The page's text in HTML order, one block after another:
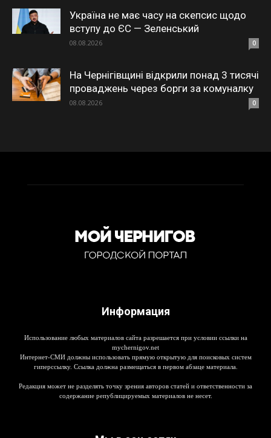
Україна не має часу на скепсис щодо
вступу до ЄС — Зеленський
08.08.2026 0
На Чернігівщині відкрили понад 3 тисячі
проваджень через борги за комуналку
08.08.2026 0
Информация
Использование любых материалов сайта разрешается при условии ссылки на
mychernigov.net
Интернет-СМИ должны использовать прямую открытую для поисковых систем
гиперссылку. Ссылка должна размещаться в первом абзаце материала.
Редакция может не разделять точку зрения авторов статей и ответственности за
содержание републицируемых материалов не несет.